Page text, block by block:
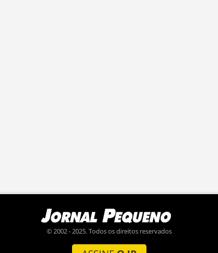
© 2002 - 2025. Todos os direitos reservados